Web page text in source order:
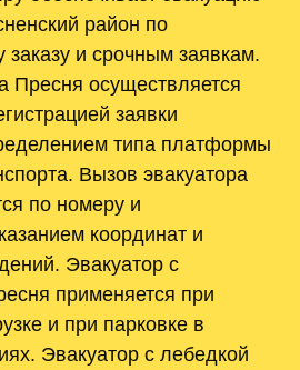
район по
заказу и срочным заявкам.
Пресня осуществляется
заявки
типа платформы
Вызов эвакуатора
по номеру и
координат и
Эвакуатор с
применяется при
и при парковке в
Эвакуатор с лебедкой